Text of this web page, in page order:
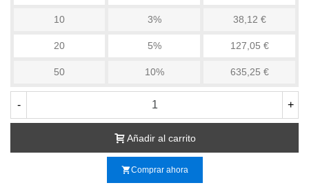
10 3% 38,12 €
20 5% 127,05 €
50 10% 635,25 €
- +
Añadir al carrito
shopping_cartComprar ahora